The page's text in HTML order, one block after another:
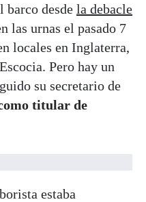
barco desde la debacle
las urnas el pasado 7
locales en Inglaterra,
Pero hay un
su secretario de
titular de
estaba